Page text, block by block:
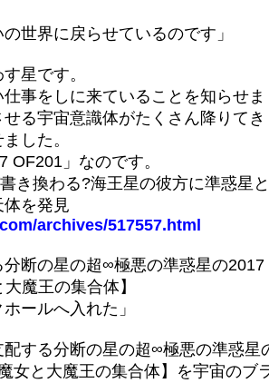
世界に戻らせているのです」
星です。
事をしに来ていることを知らせま
る宇宙意識体がたくさん降りてき
した。
OF201」なのです。
き換わる?海王星の彼方に準惑星と
を発見
archives/517557.html
分断の星の超∞極悪の準惑星の2017
魔王の集合体】
ールへ入れた」
配する分断の星の超∞極悪の準惑星
女と大魔王の集合体】を宇宙のブ